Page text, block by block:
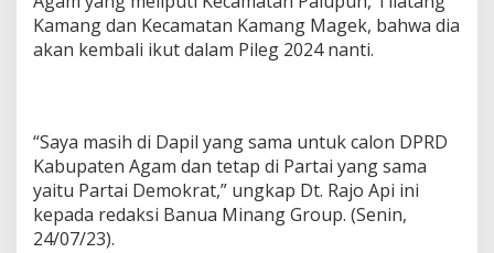
Kamang dan Kecamatan Kamang Magek, bahwa dia
akan kembali ikut dalam Pileg 2024 nanti.
“Saya masih di Dapil yang sama untuk calon DPRD
Kabupaten Agam dan tetap di Partai yang sama
yaitu Partai Demokrat,” ungkap Dt. Rajo Api ini
kepada redaksi Banua Minang Group. (Senin,
24/07/23).